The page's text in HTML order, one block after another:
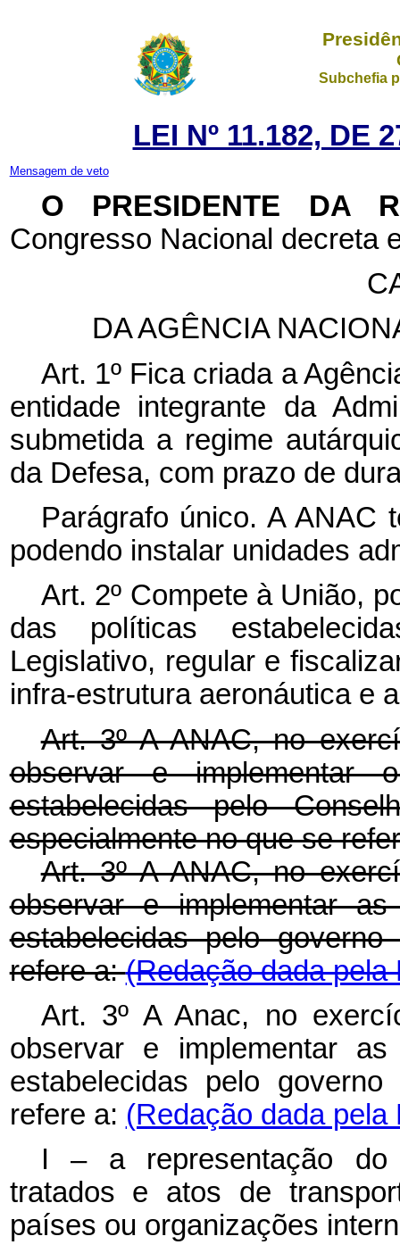
Subchefia
LEI Nº 11.182, DE
Mensagem de veto
O PRESIDENTE DA
Congresso Nacional decreta
DA AGÊNCIA
Art. 1º Fica criada a
entidade integrante da
submetida a regime
da Defesa, com prazo de
Parágrafo único. A ANAC
podendo instalar unidades
Art. 2º Compete à União,
das políticas
Legislativo, regular e
infra-estrutura aeronáutica e
Art. 3º A ANAC, no
observar e implementar
estabelecidas pelo
especialmente no que se
Art. 3º A ANAC, no
observar e implementar
estabelecidas pelo
refere a:(Redação dada pela
Art. 3º A Anac, no
observar e implementar
estabelecidas pelo
refere a: (Redação dada pela
I – a representação do
tratados e atos de
países ou organizações